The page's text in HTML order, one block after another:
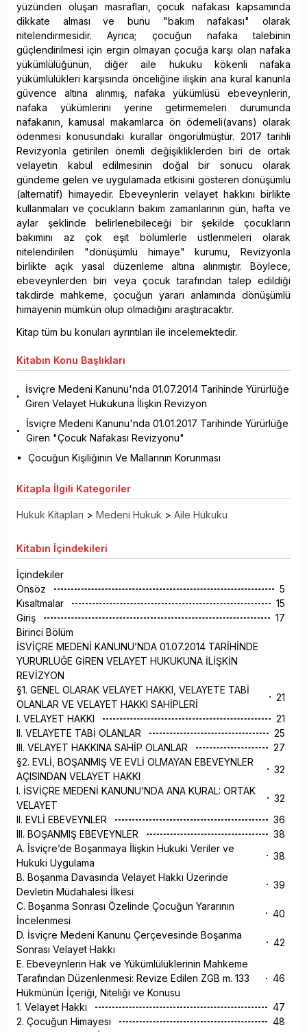
yüzünden oluşan masrafları, çocuk nafakası kapsamında
dikkate alması ve bunu "bakım nafakası" olarak
nitelendirmesidir. Ayrıca; çocuğun nafaka talebinin
güçlendirilmesi için ergin olmayan çocuğa karşı olan nafaka
yükümlülüğünün, diğer aile hukuku kökenli nafaka
yükümlülükleri karşısında önceliğine ilişkin ana kural kanunla
güvence altına alınmış, nafaka yükümlüsü ebeveynlerin,
nafaka yükümlerini yerine getirmemeleri durumunda
nafakanın, kamusal makamlarca ön ödemeli(avans) olarak
ödenmesi konusundaki kurallar öngörülmüştür. 2017 tarihli
Revizyonla getirilen önemli değişikliklerden biri de ortak
velayetin kabul edilmesinin doğal bir sonucu olarak
gündeme gelen ve uygulamada etkisini gösteren dönüşümlü
(alternatif) himayedir. Ebeveynlerin velayet hakkını birlikte
kullanmaları ve çocukların bakım zamanlarının gün, hafta ve
aylar şeklinde belirlenebileceği bir şekilde çocukların
bakımını az çok eşit bölümlerle üstlenmeleri olarak
nitelendirilen "dönüşümlü himaye" kurumu, Revizyonla
birlikte açık yasal düzenleme altına alınmıştır. Böylece,
ebeveynlerden biri veya çocuk tarafından talep edildiği
takdirde mahkeme, çocuğun yararı anlamında dönüşümlü
himayenin mümkün olup olmadığını araştıracaktır.
Kitap tüm bu konuları ayrıntıları ile incelemektedir.
Kitabın Konu Başlıkları
İsviçre Medeni Kanunu'nda 01.07.2014 Tarihinde Yürürlüğe
Giren Velayet Hukukuna İlişkin Revizyon
İsviçre Medeni Kanunu'nda 01.01.2017 Tarihinde Yürürlüğe
Giren "Çocuk Nafakası Revizyonu"
Çocuğun Kişiliğinin Ve Mallarının Korunması
Kitapla İlgili Kategoriler
Hukuk Kitapları > Medeni Hukuk > Aile Hukuku
Kitabın İçindekileri
İçindekiler
Önsöz
5
Kısaltmalar
15
Giriş
17
Birinci Bölüm
İSVİÇRE MEDENİ KANUNU’NDA 01.07.2014 TARİHİNDE
YÜRÜRLÜĞE GİREN VELAYET HUKUKUNA İLİŞKİN
REVİZYON
§1. GENEL OLARAK VELAYET HAKKI, VELAYETE TABİ
OLANLAR VE VELAYET HAKKI SAHİPLERİ
21
I. VELAYET HAKKI
21
II. VELAYETE TABİ OLANLAR
25
III. VELAYET HAKKINA SAHİP OLANLAR
27
§2. EVLİ, BOŞANMIŞ VE EVLİ OLMAYAN EBEVEYNLER
AÇISINDAN VELAYET HAKKI
32
I. İSVİÇRE MEDENİ KANUNU’NDA ANA KURAL: ORTAK
VELAYET
32
II. EVLİ EBEVEYNLER
36
III. BOŞANMIŞ EBEVEYNLER
38
A. İsviçre’de Boşanmaya İlişkin Hukuki Veriler ve
Hukuki Uygulama
38
B. Boşanma Davasında Velayet Hakkı Üzerinde
Devletin Müdahalesi İlkesi
39
C. Boşanma Sonrası Özelinde Çocuğun Yararının
İncelenmesi
40
D. İsviçre Medeni Kanunu Çerçevesinde Boşanma
Sonrası Velayet Hakkı
42
E. Ebeveynlerin Hak ve Yükümlülüklerinin Mahkeme
Tarafından Düzenlenmesi: Revize Edilen ZGB m. 133
Hükmünün İçeriği, Niteliği ve Konusu
46
1. Velayet Hakkı
47
2. Çocuğun Himayesi
48